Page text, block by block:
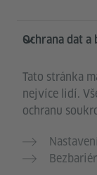
Ochrana dat
Tato stránka
nejvíce lidí.
ochranu